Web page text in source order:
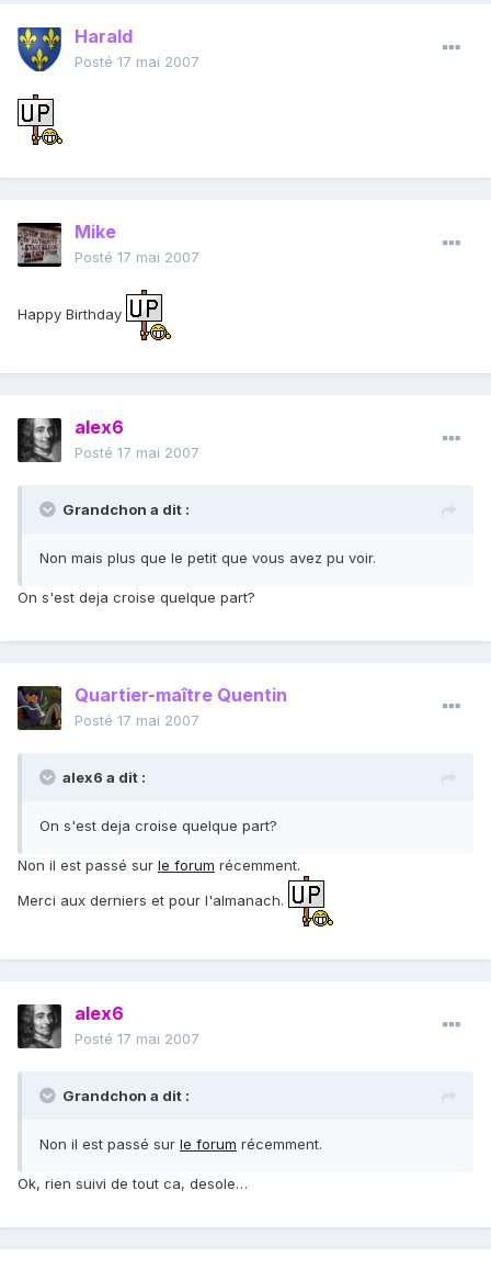
Harald
Posté 17 mai 2007
Mike
Posté 17 mai 2007
Happy Birthday
alex6
Posté 17 mai 2007
Grandchon a dit :
Non mais plus que le petit que vous avez pu voir.
On s'est deja croise quelque part?
Quartier-maître Quentin
Posté 17 mai 2007
alex6 a dit :
On s'est deja croise quelque part?
Non il est passé sur le forum récemment.
Merci aux derniers et pour l'almanach.
alex6
Posté 17 mai 2007
Grandchon a dit :
Non il est passé sur le forum récemment.
Ok, rien suivi de tout ca, desole…